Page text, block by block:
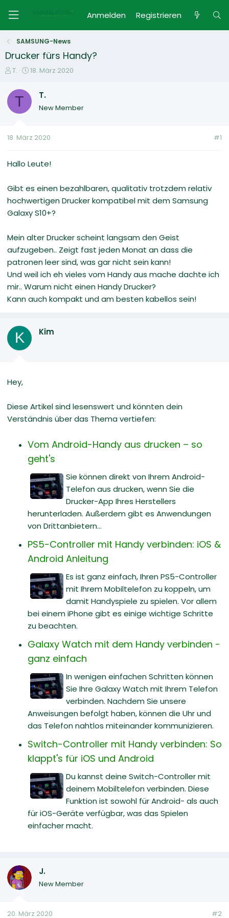
Anmelden Registrieren
SAMSUNG-News
Drucker fürs Handy?
E
s
e
e
T.
E
t
e
t
m
18. März 2020
T T.
New Member
18. März 2020 #1
Hallo Leute!
Gibt es einen bezahlbaren, qualitativ trotzdem relativ
hochwertigen Drucker kompatibel mit dem Samsung
Galaxy S10+?
Mein alter Drucker scheint langsam den Geist
aufzugeben.. Zeigt fast jeden Monat an dass die
patronen leer sind, was gar nicht sein kann!
Und weil ich eh vieles vom Handy aus mache dachte ich
mir.. Warum nicht einen Handy Drucker?
Kann auch kompakt und am besten kabellos sein!
K Kim
Hey,
Diese Artikel sind lesenswert und könnten dein
Verständnis über das Thema vertiefen:
Vom Android-Handy aus drucken – so
geht's
Sie können direkt von Ihrem Android-
Telefon aus drucken, wenn Sie die
Drucker-App Ihres Herstellers
herunterladen. Außerdem gibt es Anwendungen
von Drittanbietern...
PS5-Controller mit Handy verbinden: iOS &
Android Anleitung
Es ist ganz einfach, Ihren PS5-Controller
mit Ihrem Mobiltelefon zu koppeln, um
damit Handyspiele zu spielen. Vor allem
bei einem iPhone gibt es einige wichtige Schritte
zu beachten.
Galaxy Watch mit dem Handy verbinden -
ganz einfach
In wenigen einfachen Schritten können
Sie Ihre Galaxy Watch mit Ihrem Telefon
verbinden. Nachdem Sie unsere
Anweisungen befolgt haben, können die Uhr und
das Telefon nahtlos miteinander kommunizieren.
Switch-Controller mit Handy verbinden: So
klappt's für iOS und Android
Du kannst deine Switch-Controller mit
deinem Mobiltelefon verbinden. Diese
Funktion ist sowohl für Android- als auch
für iOS-Geräte verfügbar, was das Spielen
einfacher macht.
J.
New Member
20. März 2020 #2